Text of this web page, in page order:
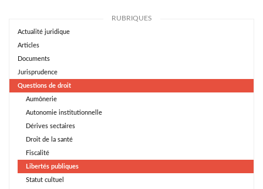
RUBRIQUES
Actualité juridique
Articles
Documents
Jurisprudence
Questions de droit
Aumônerie
Autonomie institutionnelle
Dérives sectaires
Droit de la santé
Fiscalité
Libertés publiques
Statut cultuel